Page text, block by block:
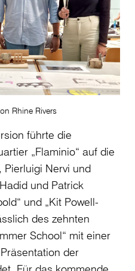
Rhine Rivers
führte die
„Flaminio“ auf die
Pierluigi Nervi und
und Patrick
und „Kit Powell-
des zehnten
School“ mit einer
der